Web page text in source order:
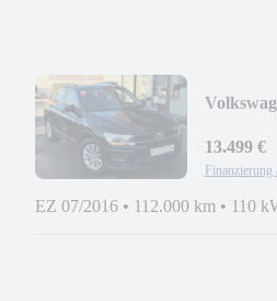
13.499 €
Finanzierung
EZ 07/2016 • 112.000 km • 110